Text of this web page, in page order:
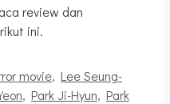
review dan
ini.
movie, Lee Seung-
, Park Ji-Hyun, Park